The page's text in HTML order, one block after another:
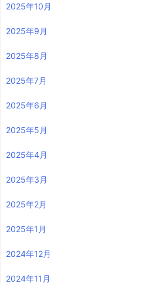
2025年10月
2025年9月
2025年8月
2025年7月
2025年6月
2025年5月
2025年4月
2025年3月
2025年2月
2025年1月
2024年12月
2024年11月